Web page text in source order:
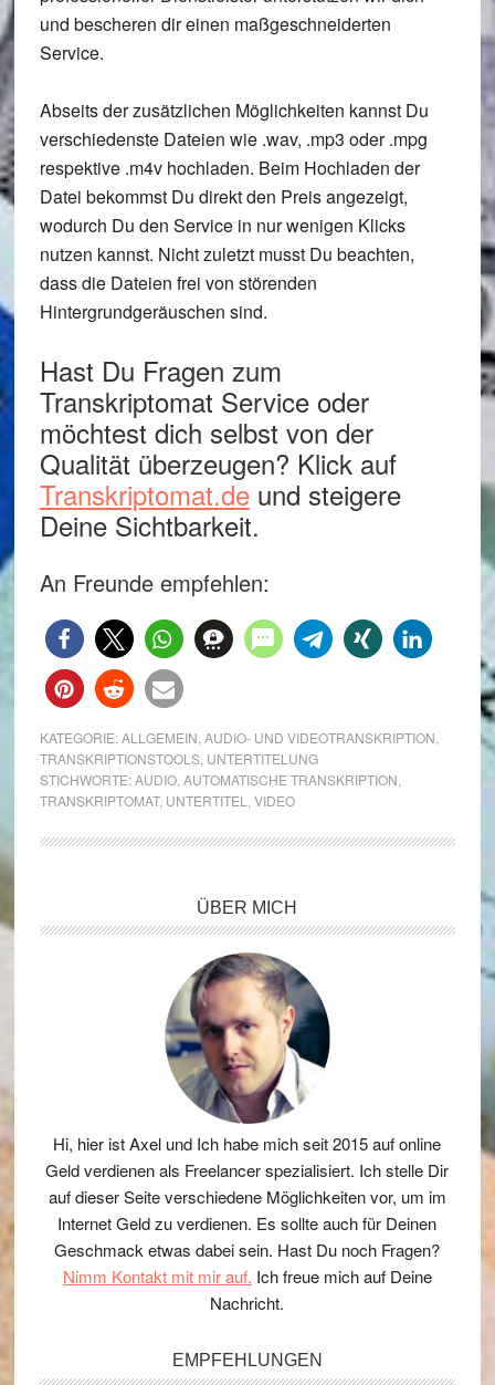
und bescheren dir einen maßgeschneiderten
Service.
Abseits der zusätzlichen Möglichkeiten kannst Du
verschiedenste Dateien wie .wav, .mp3 oder .mpg
respektive .m4v hochladen. Beim Hochladen der
Datei bekommst Du direkt den Preis angezeigt,
wodurch Du den Service in nur wenigen Klicks
nutzen kannst. Nicht zuletzt musst Du beachten,
dass die Dateien frei von störenden
Hintergrundgeräuschen sind.
Hast Du Fragen zum
Transkriptomat Service oder
möchtest dich selbst von der
Qualität überzeugen? Klick auf
Transkriptomat.deund steigere
Deine Sichtbarkeit.
An Freunde empfehlen:
KATEGORIE:ALLGEMEIN AUDIO- UND VIDEOTRANSKRIPTION
TRANSKRIPTIONSTOOLS, UNTERTITELUNG
STICHWORTE:AUDIO, AUTOMATISCHE TRANSKRIPTION
TRANSKRIPTOMAT, UNTERTITEL VIDEO
ÜBER MICH
Hi, hier ist Axel und Ich habe mich seit 2015 auf online
Geld verdienen als Freelancer spezialisiert. Ich stelle Dir
auf dieser Seite verschiedene Möglichkeiten vor, um im
Internet Geld zu verdienen. Es sollte auch für Deinen
Geschmack etwas dabei sein. Hast Du noch Fragen?
Nimm Kontakt mit mir auf. Ich freue mich auf Deine
Nachricht.
EMPFEHLUNGEN